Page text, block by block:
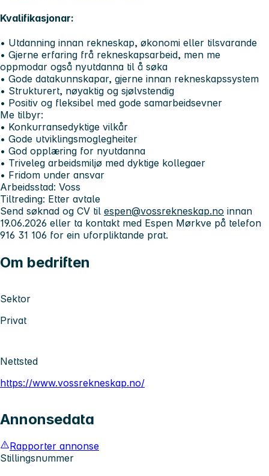
Kvalifikasjonar:
• Utdanning innan rekneskap, økonomi eller tilsvarande
• Gjerne erfaring frå rekneskapsarbeid, men me
oppmodar også nyutdanna til å søka
• Gode datakunnskapar, gjerne innan rekneskapssystem
• Strukturert, nøyaktig og sjølvstendig
• Positiv og fleksibel med gode samarbeidsevner
Me tilbyr:
• Konkurransedyktige vilkår
• Gode utviklingsmoglegheiter
• God opplæring for nyutdanna
• Triveleg arbeidsmiljø med dyktige kollegaer
• Fridom under ansvar
Arbeidsstad: Voss
Tiltreding: Etter avtale
Send søknad og CV til espen@vossrekneskap.no innan
19.06.2026 eller ta kontakt med Espen Mørkve på telefon
916 31 106 for ein uforpliktande prat.
Om bedriften
Sektor
Privat
Nettsted
https://www.vossrekneskap.no/
Annonsedata
Rapporter annonse
Stillingsnummer